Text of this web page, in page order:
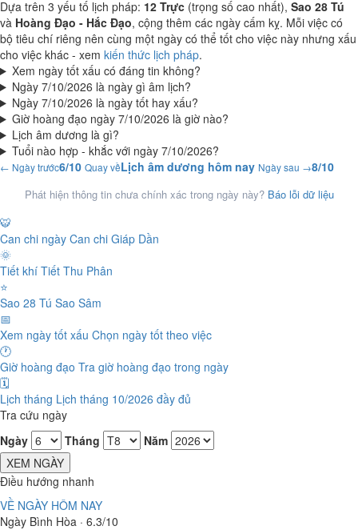
Dựa trên 3 yếu tố lịch pháp: 12 Trực (trọng số cao nhất), Sao 28 Tú
và Hoàng Đạo - Hắc Đạo, cộng thêm các ngày cấm kỵ. Mỗi việc có
bộ tiêu chí riêng nên cùng một ngày có thể tốt cho việc này nhưng xấu
cho việc khác - xem kiến thức lịch pháp.
Xem ngày tốt xấu có đáng tin không?
Ngày 7/10/2026 là ngày gì âm lịch?
Ngày 7/10/2026 là ngày tốt hay xấu?
Giờ hoàng đạo ngày 7/10/2026 là giờ nào?
Lịch âm dương là gì?
Tuổi nào hợp - khắc với ngày 7/10/2026?
← Ngày trước6/10 Quay vềLịch âm dương hôm nay Ngày sau →8/10
Phát hiện thông tin chưa chính xác trong ngày này? Báo lỗi dữ liệu
🐯
Can chi ngày Can chi Giáp Dần
🌞
Tiết khí Tiết Thu Phân
⭐
Sao 28 Tú Sao Sâm
📅
Xem ngày tốt xấu Chọn ngày tốt theo việc
🕐
Giờ hoàng đạo Tra giờ hoàng đạo trong ngày
🗓️
Lịch tháng Lịch tháng 10/2026 đầy đủ
Tra cứu ngày
Ngày
Tháng
Năm
XEM NGÀY
Điều hướng nhanh
VỀ NGÀY HÔM NAY
Ngày Bình Hòa · 6.3/10